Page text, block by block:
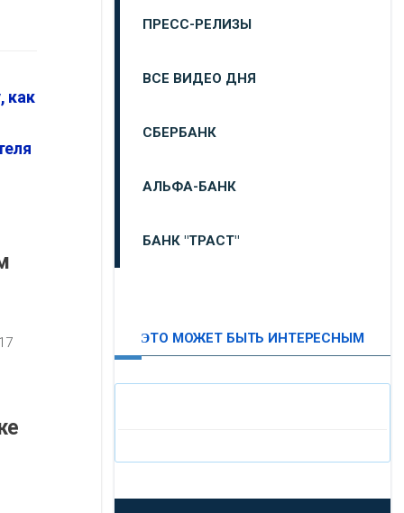
как
ПРЕСС-РЕЛИЗЫ
ВСЕ ВИДЕО ДНЯ
СБЕРБАНК
АЛЬФА-БАНК
БАНК "ТРАСТ"
ЭТО МОЖЕТ БЫТЬ ИНТЕРЕСНЫМ